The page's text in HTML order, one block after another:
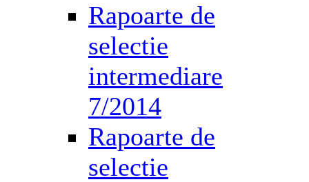
Rapoarte de
selectie
intermediare
7/2014
Rapoarte de
selectie